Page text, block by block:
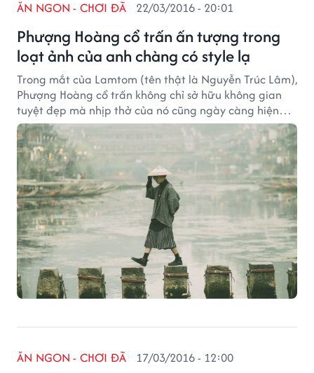
Phượng Hoàng cổ trấn ấn tượng trong
loạt ảnh của anh chàng có style lạ
ĂN NGON - CHƠI ĐÃ 22/03/2016 - 20:01
Trong mắt của Lamtom (tên thật là Nguyễn Trúc Lâm),
Phượng Hoàng cổ trấn không chỉ sở hữu không gian
tuyệt đẹp mà nhịp thở của nó cũng ngày càng hiện
đại theo bước chân của khách du lịch đến và đi.
ĂN NGON - CHƠI ĐÃ 17/03/2016 - 12:00